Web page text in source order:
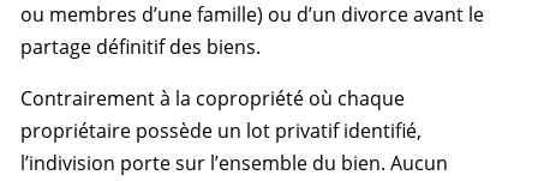
ou membres d’une famille) ou d’un divorce avant le
partagedéfinitif des biens.
Contrairement à la copropriété où chaque
propriétaire possède un lotprivatif identifié,
l’indivision porte sur l’ensemble du bien. Aucun